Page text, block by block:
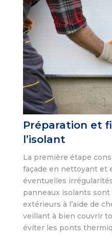
Préparation et
l’isolant
La première étape
façade en nettoyant et
éventuelles
panneaux isolants
extérieurs à l’aide de
veillant à bien couvrir
éviter les ponts